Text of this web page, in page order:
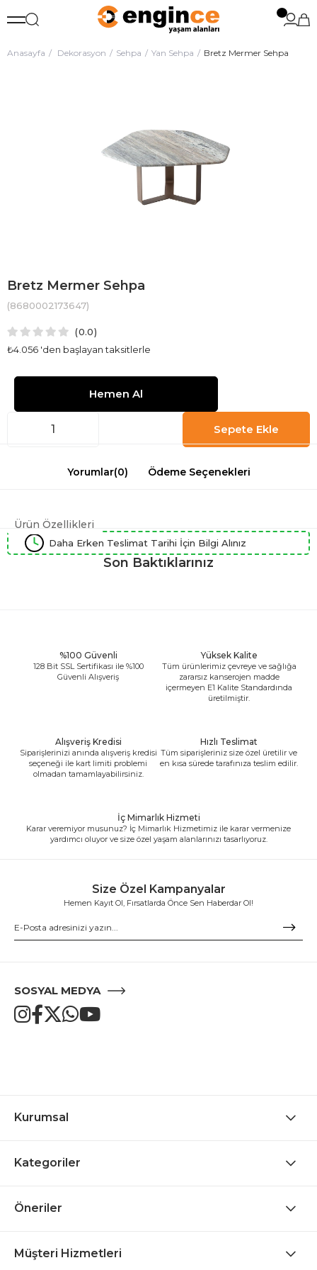
Anasayfa Dekorasyon Sehpa Yan Sehpa Bretz Mermer Sehpa
Bretz Mermer Sehpa
(8680002173647)
0.0
₺4.056 'den başlayan taksitlerle
Yorumlar(0) Ödeme Seçenekleri
Ürün Özellikleri
Daha Erken Teslimat Tarihi İçin Bilgi Alınız
Son Baktıklarınız
%100 Güvenli
128 Bit SSL Sertifikası ile %100
Güvenli Alışveriş
Yüksek Kalite
Tüm ürünlerimiz çevreye ve sağlığa
zararsız kanserojen madde
içermeyen E1 Kalite Standardında
üretilmiştir.
Alışveriş Kredisi
Siparişlerinizi anında alışveriş kredisi
seçeneği ile kart limiti problemi
olmadan tamamlayabilirsiniz.
Hızlı Teslimat
Tüm siparişleriniz size özel üretilir ve
en kısa sürede tarafınıza teslim edilir.
İç Mimarlık Hizmeti
Karar veremiyor musunuz? İç Mimarlık Hizmetimiz ile karar vermenize
yardımcı oluyor ve size özel yaşam alanlarınızı tasarlıyoruz.
Size Özel Kampanyalar
Hemen Kayıt Ol, Fırsatlarda Önce Sen Haberdar Ol!
SOSYAL MEDYA
Kurumsal
Kategoriler
Öneriler
Müşteri Hizmetleri